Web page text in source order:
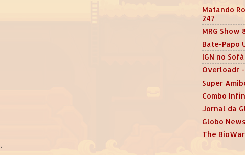
Matando
247
MRG Show
Bate-Papo
IGN no Sofá
Overloadr
Super
Combo
Jornal da
Globo
The